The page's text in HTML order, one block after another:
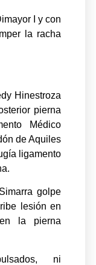
I y con
la racha
Hinestroza
pierna
Médico
de Aquiles
ligamento
golpe
lesión en
la pierna
ni